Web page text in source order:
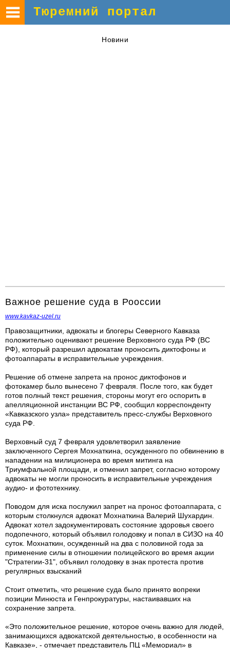
Тюремний портал
Новини
Важное решение суда в Рооссии
www.kavkaz-uzel.ru
Правозащитники, адвокаты и блогеры Северного Кавказа
положительно оценивают решение Верховного суда РФ (ВС
РФ), который разрешил адвокатам проносить диктофоны и
фотоаппараты в исправительные учреждения.
Решение об отмене запрета на пронос диктофонов и
фотокамер было вынесено 7 февраля. После того, как будет
готов полный текст решения, стороны могут его оспорить в
апелляционной инстанции ВС РФ, сообщил корреспонденту
«Кавказского узла» представитель пресс-службы Верховного
суда РФ.
Верховный суд 7 февраля удовлетворил заявление
заключенного Сергея Мохнаткина, осужденного по обвинению в
нападении на милиционера во время митинга на
Триумфальной площади, и отменил запрет, согласно которому
адвокаты не могли проносить в исправительные учреждения
аудио- и фототехнику.
Поводом для иска послужил запрет на пронос фотоаппарата, с
которым столкнулся адвокат Мохнаткина Валерий Шухардин.
Адвокат хотел задокументировать состояние здоровья своего
подопечного, который объявил голодовку и попал в СИЗО на 40
суток. Мохнаткин, осужденный на два с половиной года за
применение силы в отношении полицейского во время акции
"Стратегии-31", объявил голодовку в знак протеста против
регулярных взысканий
Стоит отметить, что решение суда было принято вопреки
позиции Минюста и Генпрокуратуры, настаивавших на
сохранение запрета.
«Это положительное решение, которое очень важно для людей,
занимающихся адвокатской деятельностью, в особенности на
Кавказе», - отмечает представитель ПЦ «Мемориал» в